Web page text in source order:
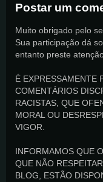
Postar um
Muito obrigado pelo
Sua participação dá
entanto preste
É EXPRESSAMENTE
COMENTÁRIOS
RACISTAS, QUE
MORAL OU
VIGOR.
INFORMAMOS QUE
QUE NÃO
BLOG, ESTÃO